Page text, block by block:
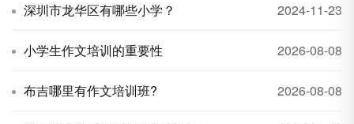
深圳市龙华区有哪些小学？ 2024-11-23
小学生作文培训的重要性 2026-08-08
布吉哪里有作文培训班? 2026-08-08